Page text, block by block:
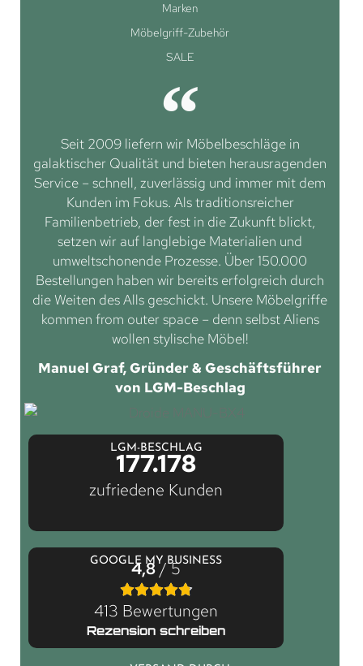
Marken
Möbelgriff-Zubehör
SALE
Seit 2009 liefern wir Möbelbeschläge in
galaktischer Qualität und bieten herausragenden
Service – schnell, zuverlässig und immer mit dem
Kunden im Fokus. Als traditionsreicher
Familienbetrieb, der fest in die Zukunft blickt,
setzen wir auf langlebige Materialien und
umweltschonende Prozesse. Über 150.000
Bestellungen haben wir bereits erfolgreich durch
die Weiten des Alls geschickt. Unsere Möbelgriffe
kommen from outer space – denn selbst Aliens
wollen stylische Möbel!
Manuel Graf, Gründer & Geschäftsführer
von LGM-Beschlag
LGM-BESCHLAG
177.178
zufriedene Kunden
GOOGLE MY BUSINESS
4,8/ 5
413 Bewertungen
Rezension schreiben